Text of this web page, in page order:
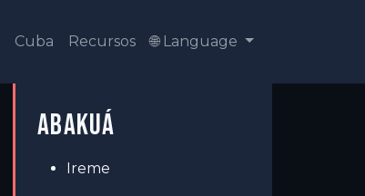
Cuba Recursos 🌐 Language
ABAKUÁ
Ireme